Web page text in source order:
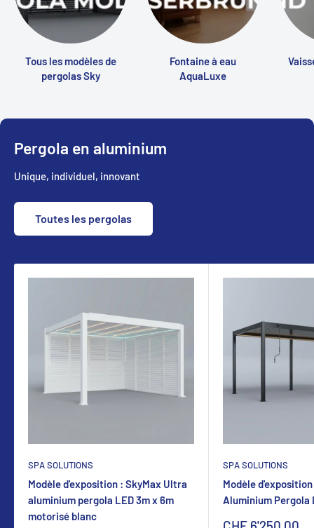
Tous les modèles de
pergolas Sky
Fontaine à eau
AquaLuxe
Pergola en aluminium
Unique, individuel, innovant
Toutes les pergolas
SPA SOLUTIONS
Modèle d'exposition : SkyMax Ultra
aluminium pergola LED 3m x 6m
motorisé blanc
SPA SOLUTIONS
Modèle
Aluminium Pergola